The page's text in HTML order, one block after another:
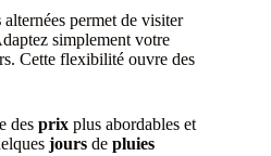
alternées permet de visiter
simplement votre
Cette flexibilité ouvre des
des prix plus abordables et
jours de pluies